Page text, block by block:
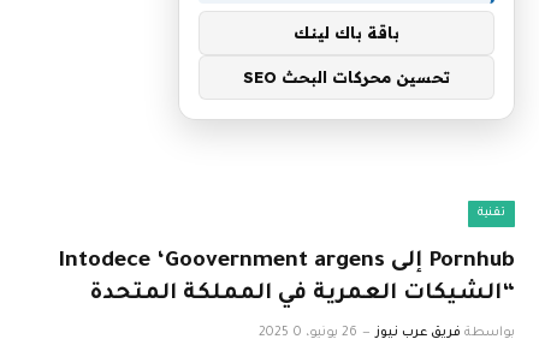
تقنية
Pornhub إلى Intodece ‘Goovernment argens
“الشيكات العمرية في المملكة المتحدة
بواسطة فريق عرب نيوز 26 يونيو، 2025 0
باقة باك لينك
تحسين محركات البحث SEO